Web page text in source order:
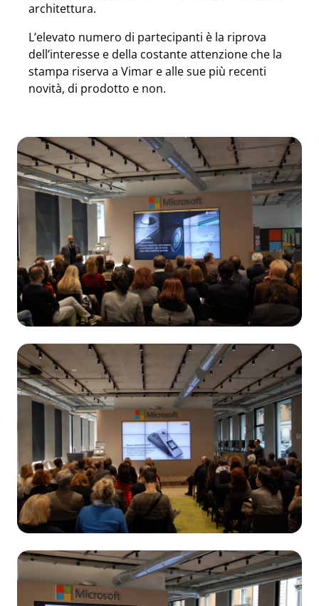
architettura.
L’elevato numero di partecipanti è la riprova
dell’interesse e della costante attenzione che la
stampa riserva a Vimar e alle sue più recenti
novità, di prodotto e non.